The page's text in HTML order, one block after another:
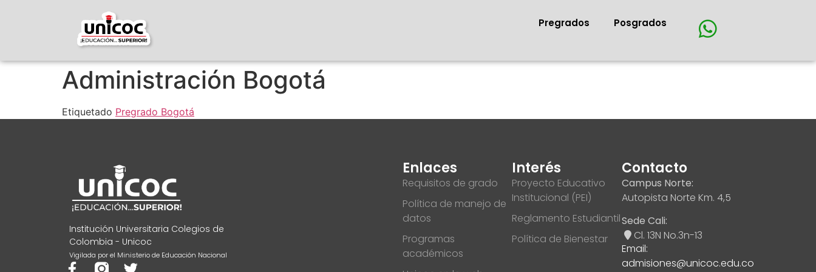
Pregrados Posgrados
Administración Bogotá
Etiquetado Pregrado Bogotá
Institución Universitaria Colegios de
Colombia - Unicoc
Vigilada por el Ministerio de Educación Nacional
Enlaces
Requisitos de grado
Política de manejo de
datos
Programas
académicos
Interés
Proyecto Educativo
Institucional (PEI)
Reglamento Estudiantil
Política de Bienestar
Contacto
Campus Norte:
Autopista Norte Km. 4,5
Sede Cali:
Cl. 13N No.3n-13
Email:
admisiones@unicoc.edu.co